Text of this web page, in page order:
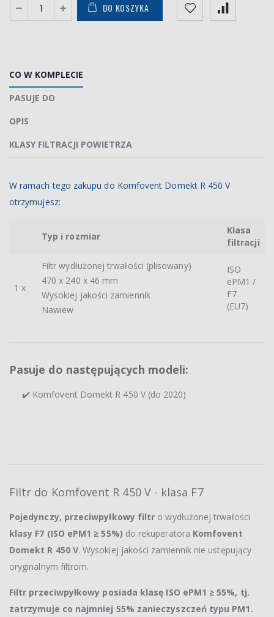
DO KOSZYKA
CO W KOMPLECIE
PASUJE DO
OPIS
KLASY FILTRACJI POWIETRZA
W ramach tego zakupu do Komfovent Domekt R 450 V
otrzymujesz:
Typ i rozmiar
Klasa
filtracji
1 x
Filtr wydłużonej trwałości (plisowany)
470 x 240 x 46 mm
Wysokiej jakości zamiennik
Nawiew
ISO
ePM1 /
F7
(EU7)
Pasuje do następujących modeli:
✔️ Komfovent Domekt R 450 V (do 2020)
Filtr do Komfovent R 450 V - klasa F7
Pojedynczy, przeciwpyłkowy filtr o wydłużonej trwałości
klasy F7 (ISO ePM1 ≥ 55%) do rekuperatora Komfovent
Domekt R 450 V. Wysokiej jakości zamiennik nie ustępujący
oryginalnym filtrom.
Filtr przeciwpyłkowy posiada klasę ISO ePM1 ≥ 55%, tj.
zatrzymuje co najmniej 55% zanieczyszczeń typu PM1.